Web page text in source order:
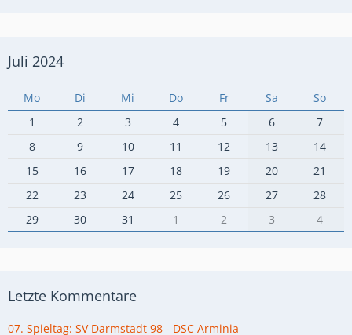
Juli 2024
Mo Di Mi Do Fr Sa
So
1
2 3 4 5 6
7
8
9 10 11 12 13
14
15
16 17 18 19 20
21
22
23 24 25 26 27
28
29
30 31 1 2 3 4
Letzte Kommentare
07. Spieltag: SV Darmstadt 98 - DSC Arminia